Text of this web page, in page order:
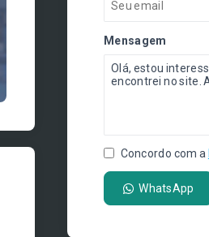
Mensagem
Concordo com a
WhatsApp